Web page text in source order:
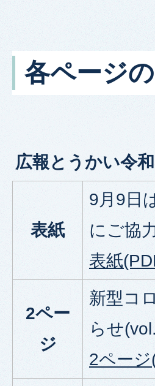
各ページ
広報とうかい令
表紙
9月9日
にご協
表紙
2ペー
ジ
新型コ
らせ
2ペー